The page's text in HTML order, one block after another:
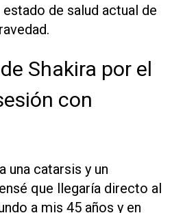
de salud actual de
Shakira por el
con
una catarsis y un
que llegaría directo al
a mis 45 años y en